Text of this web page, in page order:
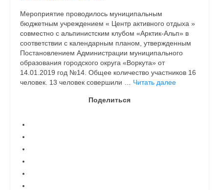
Мероприятие проводилось муниципальным
бюджетным учреждением « Центр активного отдыха »
совместно с альпинистским клубом «Арктик-Альп» в
соответствии с календарным планом, утвержденным
Постановлением Администрации муниципального
образования городского округа «Воркута» от
14.01.2019 год №14. Общее количество участников 16
человек. 13 человек совершили … Читать далее
Поделиться